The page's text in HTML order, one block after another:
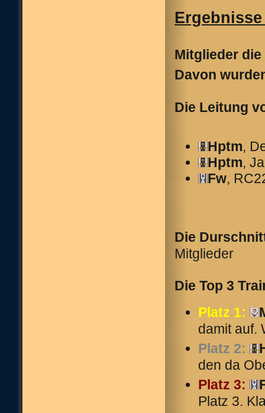
Mitglieder
Davon
Die Leitung
Hptm,
Hptm,
Fw,
Die
Mitglieder
Die Top 3
Platz 1:
damit auf.
Platz 2:
den da
Platz 3:
Platz 3.